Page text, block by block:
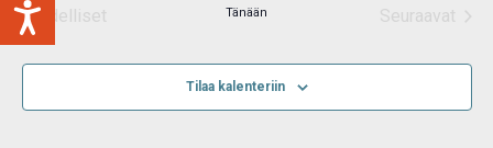
päivä.
Edelliset
Tänään
Seuraavat
Tilaa kalenteriin